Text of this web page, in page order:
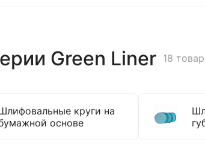
Green Liner 18
круги на
основе